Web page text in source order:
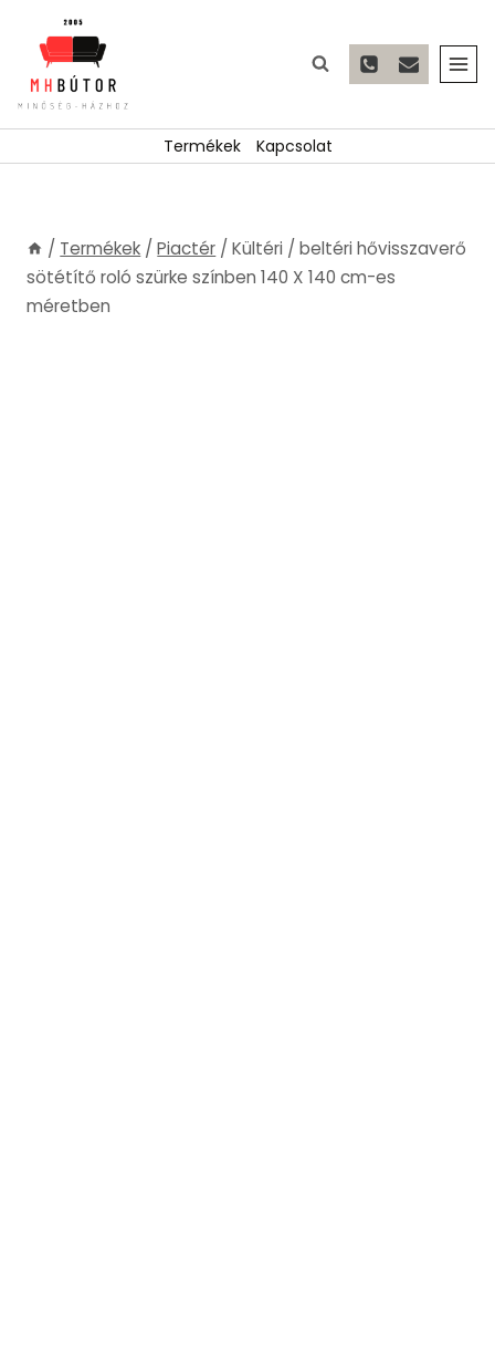
content
Termékek Kapcsolat
/ Termékek / Piactér / Kültéri / beltéri hővisszaverő
sötétítő roló szürke színben 140 X 140 cm-es
méretben